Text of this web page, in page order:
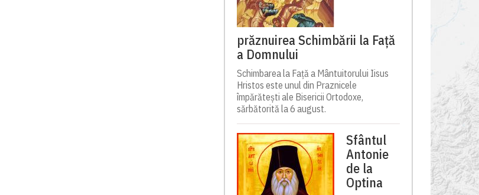
prăznuirea Schimbării la Față
a Domnului
Schimbarea la Față a Mântuitorului Iisus
Hristos este unul din Praznicele
împărătești ale Bisericii Ortodoxe,
sărbătorită la 6 august.
Sfântul
Antonie
de la
Optina